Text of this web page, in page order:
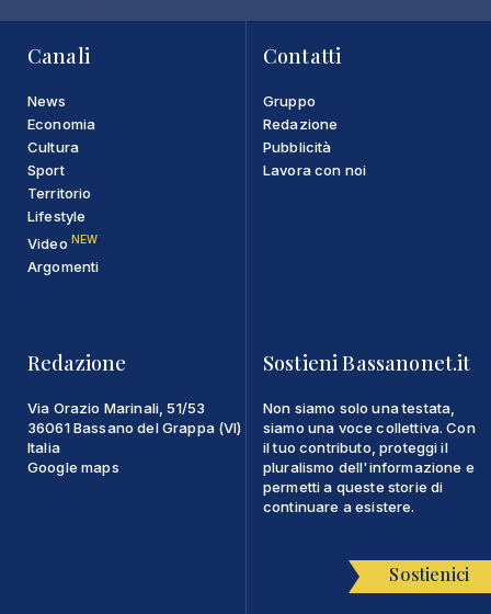
Canali
News
Economia
Cultura
Sport
Territorio
Lifestyle
Video NEW
Argomenti
Contatti
Gruppo
Redazione
Pubblicità
Lavora con noi
Redazione
Via Orazio Marinali, 51/53
36061 Bassano del Grappa (VI)
Italia
Google maps
Sostieni Bassanonet.it
Non siamo solo una testata,
siamo una voce collettiva. Con
il tuo contributo, proteggi il
pluralismo dell'informazione e
permetti a queste storie di
continuare a esistere.
Sostienici